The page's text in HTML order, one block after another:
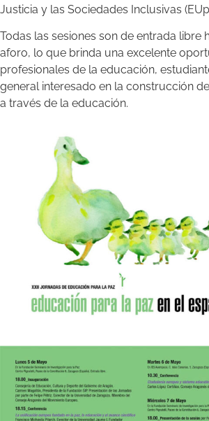
Justicia y las Sociedades Inclusivas
Todas las sesiones son de entrada libre
aforo, lo que brinda una excelente
profesionales de la educación,
general interesado en la construcción
a través de la educación.